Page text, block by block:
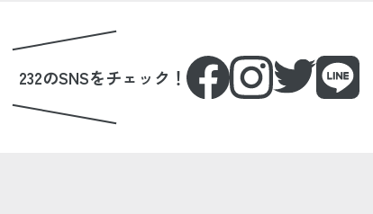
232のSNSをチェック！